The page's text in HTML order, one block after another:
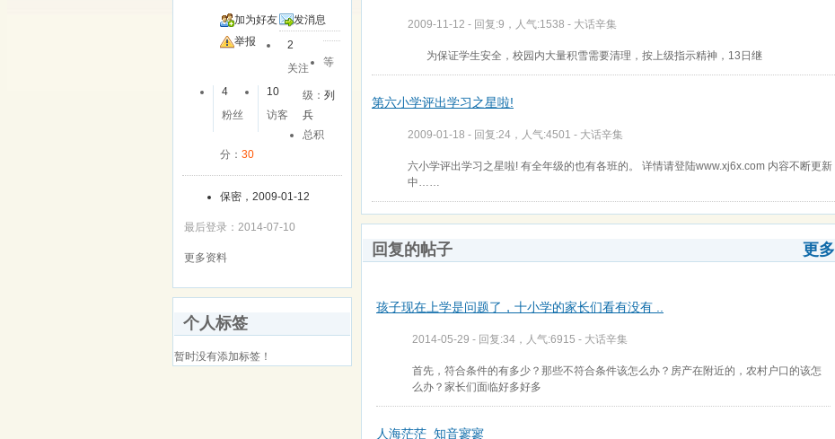
加为好友
发消息
举报
2
关注
4
粉丝
10
访客
等
级：列
兵
总积
分： 30
保密，2009-01-12
最后登录：2014-07-10
更多资料
个人标签
暂时没有添加标签！
2009-11-12 - 回复:9，人气:1538 - 大话辛集
为保证学生安全，校园内大量积雪需要清理，按上级指示精神，13日继
第六小学评出学习之星啦!
2009-01-18 - 回复:24，人气:4501 - 大话辛集
六小学评出学习之星啦! 有全年级的也有各班的。 详情请登陆www.xj6x.com 内容不断更新
中……
更多
回复的帖子
孩子现在上学是问题了，十小学的家长们看有没有 ..
2014-05-29 - 回复:34，人气:6915 - 大话辛集
首先，符合条件的有多少？那些不符合条件该怎么办？房产在附近的，农村户口的该怎
么办？家长们面临好多好多
人海茫茫 知音寥寥